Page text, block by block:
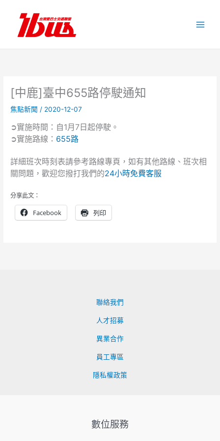
內
[中鹿]臺中655路停駛通知
焦點新聞 / 2020-12-07
➲實施時間：自1月7日起停駛。
➲實施路線： 655路
詳細班次時刻表請參考路線專頁，如有其他路線、班次相
關問題，歡迎您撥打我們的24小時免費客服
分享此文：
Facebook 列印
聯絡我們
人才招募
異業合作
員工專區
隱私權政策
數位服務